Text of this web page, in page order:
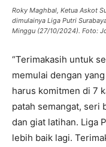
Roky Maghbal, Ketua Askot
dimulainya Liga Putri
Minggu (27/10/2024). Foto:
“Terimakasih untuk
memulai dengan
harus komitmen di 7
patah semangat, seri
dan giat latihan. Liga
lebih baik lagi.